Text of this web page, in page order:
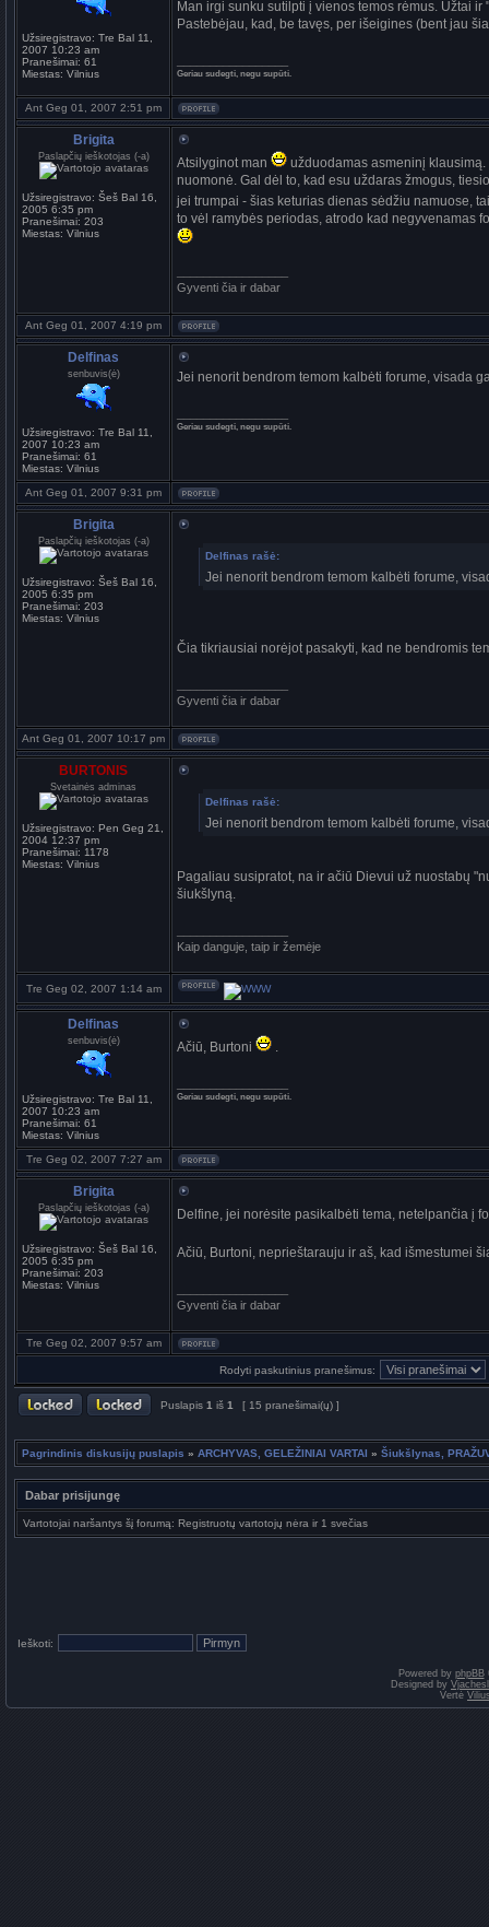
Užsiregistravo: Tre Bal 11,
2007 10:23 am
Pranešimai: 61
Miestas: Vilnius
Man irgi sunku sutilpti į vienos temos rėmus. Užtai
Pastebėjau, kad, be tavęs, per išeigines (bent jau
Geriau sudegti, negu supūti.
Ant Geg 01, 2007 2:51 pm
Brigita
Paslapčių ieškotojas (-a)
Užsiregistravo: Šeš Bal 16,
2005 6:35 pm
Pranešimai: 203
Miestas: Vilnius
Atsilyginot man
užduodamas asmeninį
nuomonė. Gal dėl to, kad esu uždaras žmogus,
jei trumpai - šias keturias dienas sėdžiu namuose,
to vėl ramybės periodas, atrodo kad negyvenamas
Gyventi čia ir dabar
Ant Geg 01, 2007 4:19 pm
Delfinas
senbuvis(ė)
Užsiregistravo: Tre Bal 11,
2007 10:23 am
Pranešimai: 61
Miestas: Vilnius
Jei nenorit bendrom temom kalbėti forume, visada
Geriau sudegti, negu supūti.
Ant Geg 01, 2007 9:31 pm
Brigita
Paslapčių ieškotojas (-a)
Užsiregistravo: Šeš Bal 16,
2005 6:35 pm
Pranešimai: 203
Miestas: Vilnius
Delfinas rašė:
Jei nenorit bendrom temom kalbėti forume,
Čia tikriausiai norėjot pasakyti, kad ne bendromis
Gyventi čia ir dabar
Ant Geg 01, 2007 10:17 pm
BURTONIS
Svetainės adminas
Užsiregistravo: Pen Geg 21,
2004 12:37 pm
Pranešimai: 1178
Miestas: Vilnius
Delfinas rašė:
Jei nenorit bendrom temom kalbėti forume,
Pagaliau susipratot, na ir ačiū Dievui už nuostabų
šiukšlyną.
Kaip danguje, taip ir žemėje
Tre Geg 02, 2007 1:14 am
Delfinas
senbuvis(ė)
Užsiregistravo: Tre Bal 11,
2007 10:23 am
Pranešimai: 61
Miestas: Vilnius
Ačiū, Burtoni .
Geriau sudegti, negu supūti.
Tre Geg 02, 2007 7:27 am
Brigita
Paslapčių ieškotojas (-a)
Užsiregistravo: Šeš Bal 16,
2005 6:35 pm
Pranešimai: 203
Miestas: Vilnius
Delfine, jei norėsite pasikalbėti tema, netelpančia į
Ačiū, Burtoni, neprieštarauju ir aš, kad išmestumei
Gyventi čia ir dabar
Tre Geg 02, 2007 9:57 am
Rodyti paskutinius pranešimus:
Puslapis 1 iš 1 [ 15 pranešimai(ų) ]
Pagrindinis diskusijų puslapis » ARCHYVAS, GELEŽINIAI VARTAI » Šiukšlynas,
Dabar prisijungę
Vartotojai naršantys šį forumą: Registruotų vartotojų nėra ir 1 svečias
Ieškoti:
Powered by phpBB
Designed by
Vertė